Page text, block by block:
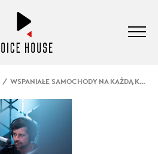
WSPANIAŁE SAMOCHODY NA KAŻDĄ KIESZEŃ